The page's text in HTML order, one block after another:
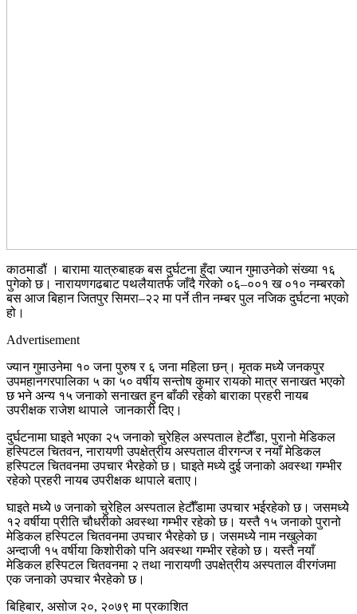
काठमाडौं । बारामा यात्रुबाहक बस दुर्घटना हुँदा ज्यान गुमाउनेको संख्या १६
पुगेको छ। नारायणगढबाट पथलैयातर्फ जाँदै गरेको ०६–००१ ख ०१० नम्बरको
बस आज बिहान जितपुर सिमरा–२२ मा पर्ने तीन नम्बर पुल नजिक दुर्घटना भएको
हो।
Advertisement
ज्यान गुमाउनेमा १० जना पुरुष र ६ जना महिला छन्। मृतक मध्येे जनकपुर
उपमहानगरपालिका ५ का ५० वर्षीय सन्तोष कुमार रायको मात्र सनाखत भएको
छ भने अन्य १५ जनाको सनाखत हुन बाँकी रहेको बाराका प्रहरी नायब
उपरीक्षक राजेश थापाले जानकारी दिए।
दुर्घटनामा घाइते भएका २५ जनाको चुरेहिल अस्पताल हेटौँडा, पुरानो मेडिकल
हस्पिटल चितवन, नारायणी उपक्षेत्रीय अस्पताल वीरगन्ज र नयाँ मेडिकल
हस्पिटल चितवनमा उपचार भैरहेको छ। घाइते मध्ये दुई जनाको अवस्था गम्भीर
रहेको प्रहरी नायब उपरीक्षक थापाले बताए।
घाइते मध्येे ७ जनाको चुरेहिल अस्पताल हेटौँडामा उपचार भईरहेको छ। जसमध्येे
१२ वर्षीया प्रीति चौधरीको अवस्था गम्भीर रहेको छ। यस्तै १५ जनाको पुरानो
मेडिकल हस्पिटल चितवनमा उपचार भैरहेको छ। जसमध्येे नाम नखुलेका
अन्दाजी १५ वर्षीया किशोरीको पनि अवस्था गम्भीर रहेको छ। यस्तै नयाँ
मेडिकल हस्पिटल चितवनमा २ तथा नारायणी उपक्षेत्रीय अस्पताल वीरगंजमा
एक जनाको उपचार भैरहेको छ।
बिहिबार, असोज २०, २०७९ मा प्रकाशित